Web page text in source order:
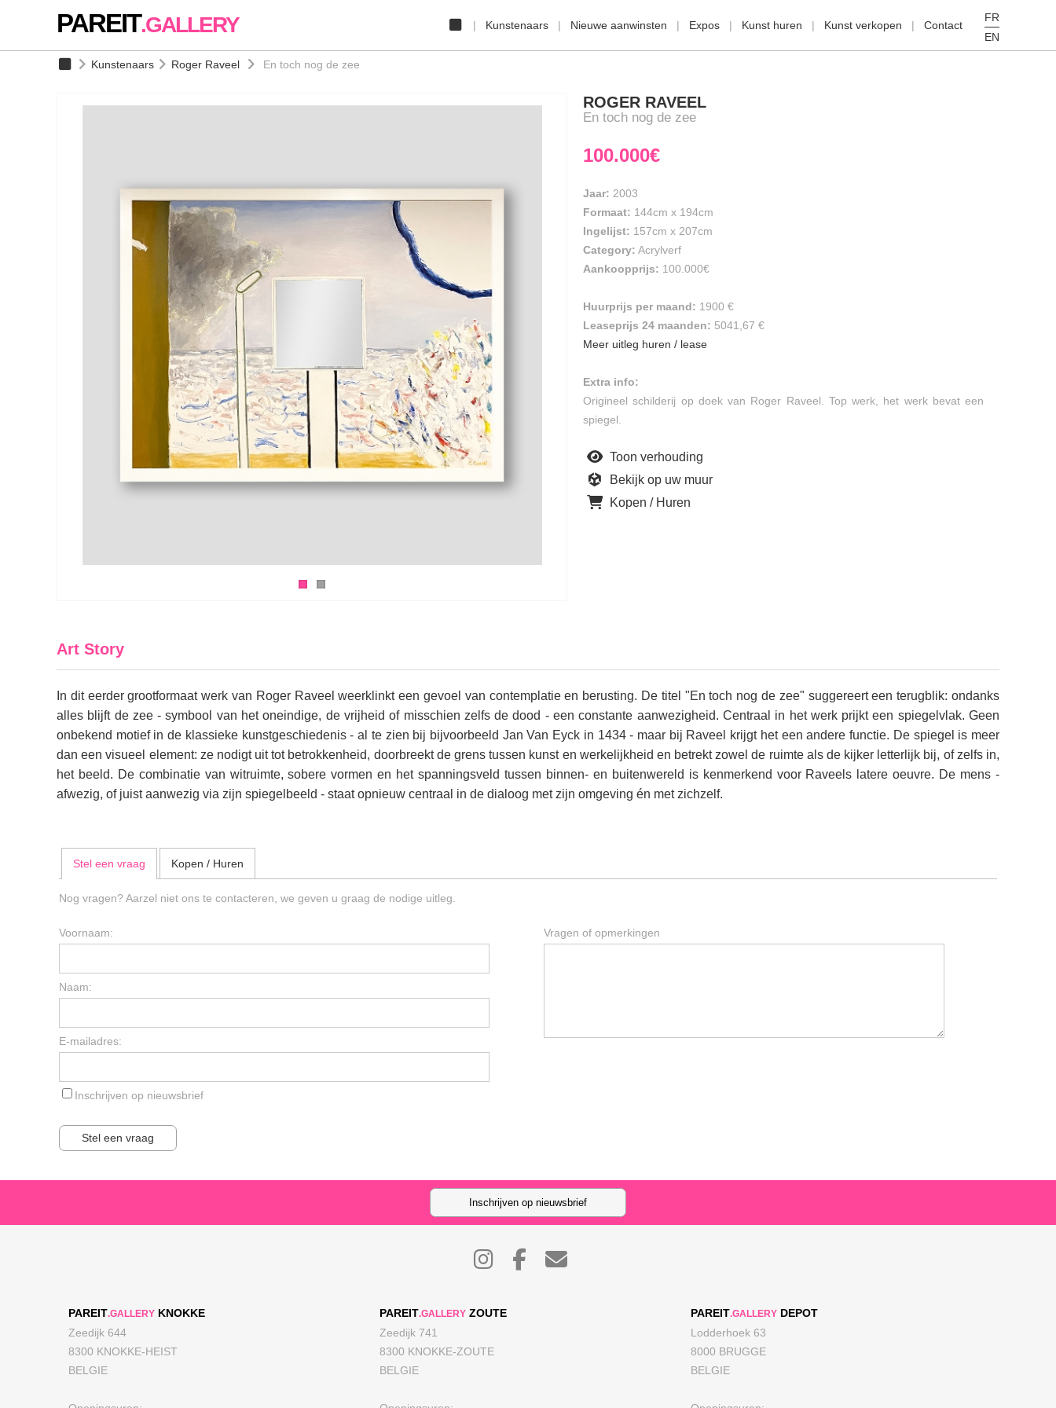
FR
EN
Kunstenaars Nieuwe aanwinsten Expos Kunst huren Kunst verkopen Contact
PAREIT.GALLERY
Kunstenaars Roger Raveel En toch nog de zee
ROGER RAVEEL
En toch nog de zee
100.000€
Jaar: 2003
Formaat: 144cm x 194cm
Ingelijst: 157cm x 207cm
Category: Acrylverf
Aankoopprijs: 100.000€
Huurprijs per maand: 1900 €
Leaseprijs 24 maanden: 5041,67 €
Meer uitleg huren / lease
Extra info:
Origineel schilderij op doek van Roger Raveel. Top werk, het werk bevat een
spiegel.
Toon verhouding
Bekijk op uw muur
Kopen / Huren
Art Story
In dit eerder grootformaat werk van Roger Raveel weerklinkt een gevoel van contemplatie en berusting. De titel "En toch nog de zee" suggereert een terugblik: ondanks
alles blijft de zee - symbool van het oneindige, de vrijheid of misschien zelfs de dood - een constante aanwezigheid. Centraal in het werk prijkt een spiegelvlak. Geen
onbekend motief in de klassieke kunstgeschiedenis - al te zien bij bijvoorbeeld Jan Van Eyck in 1434 - maar bij Raveel krijgt het een andere functie. De spiegel is meer
dan een visueel element: ze nodigt uit tot betrokkenheid, doorbreekt de grens tussen kunst en werkelijkheid en betrekt zowel de ruimte als de kijker letterlijk bij, of zelfs in,
het beeld. De combinatie van witruimte, sobere vormen en het spanningsveld tussen binnen- en buitenwereld is kenmerkend voor Raveels latere oeuvre. De mens -
afwezig, of juist aanwezig via zijn spiegelbeeld - staat opnieuw centraal in de dialoog met zijn omgeving én met zichzelf.
Stel een vraag Kopen / Huren
Nog vragen? Aarzel niet ons te contacteren, we geven u graag de nodige uitleg.
Voornaam:
Naam:
E-mailadres:
Inschrijven op nieuwsbrief
Vragen of opmerkingen
Stel een vraag
Inschrijven op nieuwsbrief
PAREIT.GALLERY KNOKKE
Zeedijk 644
8300 KNOKKE-HEIST
BELGIE
PAREIT.GALLERY ZOUTE
Zeedijk 741
8300 KNOKKE-ZOUTE
BELGIE
PAREIT.GALLERY DEPOT
Lodderhoek 63
8000 BRUGGE
BELGIE